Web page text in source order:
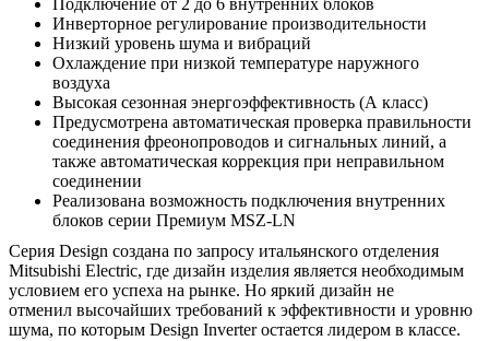
Подключение от 2 до 6 внутренних блоков
Инверторное регулирование производительности
Низкий уровень шума и вибраций
Охлаждение при низкой температуре наружного
воздуха
Высокая сезонная энергоэффективность (А класс)
Предусмотрена автоматическая проверка правильности
соединения фреонопроводов и сигнальных линий, а
также автоматическая коррекция при неправильном
соединении
Реализована возможность подключения внутренних
блоков серии Премиум MSZ-LN
Серия Design создана по запросу итальянского отделения
Mitsubishi Electric, где дизайн изделия является необходимым
условием его успеха на рынке. Но яркий дизайн не
отменил высочайших требований к эффективности и уровню
шума, по которым Design Inverter остается лидером в классе.